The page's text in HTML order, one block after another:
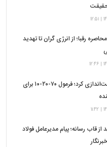
حقیقت
رقبا؛ از انرژی گران تا تهدید
فولاد مبارکه پوست‌اندازی کرد؛ فرمول ۷۰-۲۰-۱۰ برای
از قاب رسانه؛ پیام مدیرعامل فولاد